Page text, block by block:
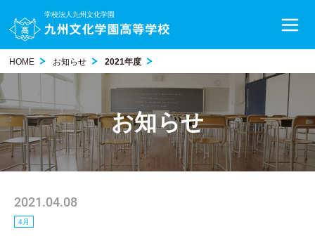
学校法人九州文化学園
HOME お知らせ 2021年度
お知らせ
2021.04.08
4月